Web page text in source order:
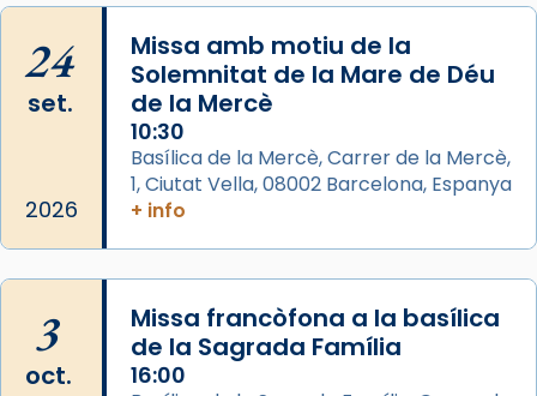
📸 Dr. G. Simón
Photo
View on Facebook ·
Arquebisbat de Barcelona
Memòria de les santes Juliana i
Semproniana, verges i màrtirs.
Acompanyant la història de sant Cugat, a
partir de l’Edat Mitjana sorgeix la tradició
24
set.
2026
Missa amb motiu de la
Solemnitat de la Mare de Déu
de la Mercè
10:30
Basílica de la Mercè, Carrer de la Mercè,
1, Ciutat Vella, 08002 Barcelona, Espanya
+ info
3
oct.
Missa francòfona a la basílica
de la Sagrada Família
16:00